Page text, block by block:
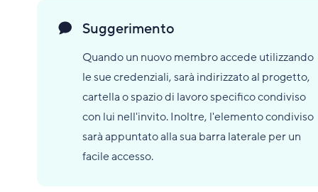
Suggerimento
Quando un nuovo membro accede utilizzando
le sue credenziali, sarà indirizzato al progetto,
cartella o spazio di lavoro specifico condiviso
con lui nell'invito. Inoltre, l'elemento condiviso
sarà appuntato alla sua barra laterale per un
facile accesso.